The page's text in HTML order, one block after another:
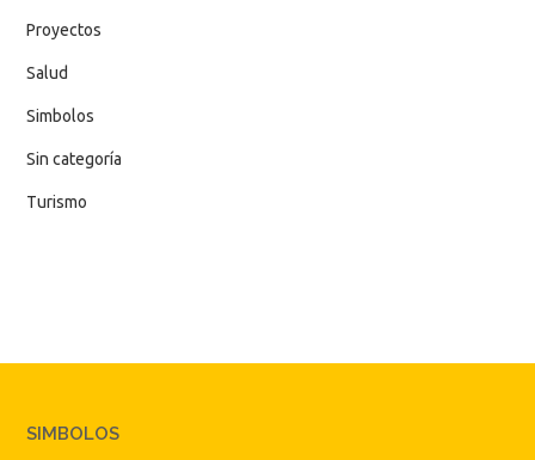
Proyectos
Salud
Simbolos
Sin categoría
Turismo
SIMBOLOS